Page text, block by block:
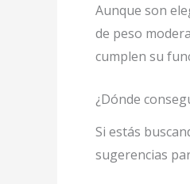
Aunque son
de peso
cumplen su
¿Dónde
Si estás
sugerencias